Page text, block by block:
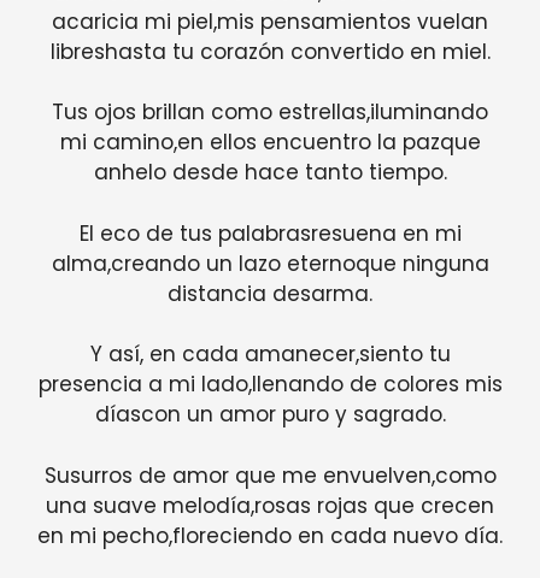
acaricia mi piel,mis pensamientos vuelan
libreshasta tu corazón convertido en miel.
Tus ojos brillan como estrellas,iluminando
mi camino,en ellos encuentro la pazque
anhelo desde hace tanto tiempo.
El eco de tus palabrasresuena en mi
alma,creando un lazo eternoque ninguna
distancia desarma.
Y así, en cada amanecer,siento tu
presencia a mi lado,llenando de colores mis
díascon un amor puro y sagrado.
Susurros de amor que me envuelven,como
una suave melodía,rosas rojas que crecen
en mi pecho,floreciendo en cada nuevo día.